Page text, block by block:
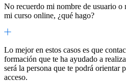
No recuerdo mi nombre de usuario o
mi curso online, ¿qué hago?
Lo mejor en estos casos es que
formación que te ha ayudado a
será la persona que te podrá orientar
acceso.